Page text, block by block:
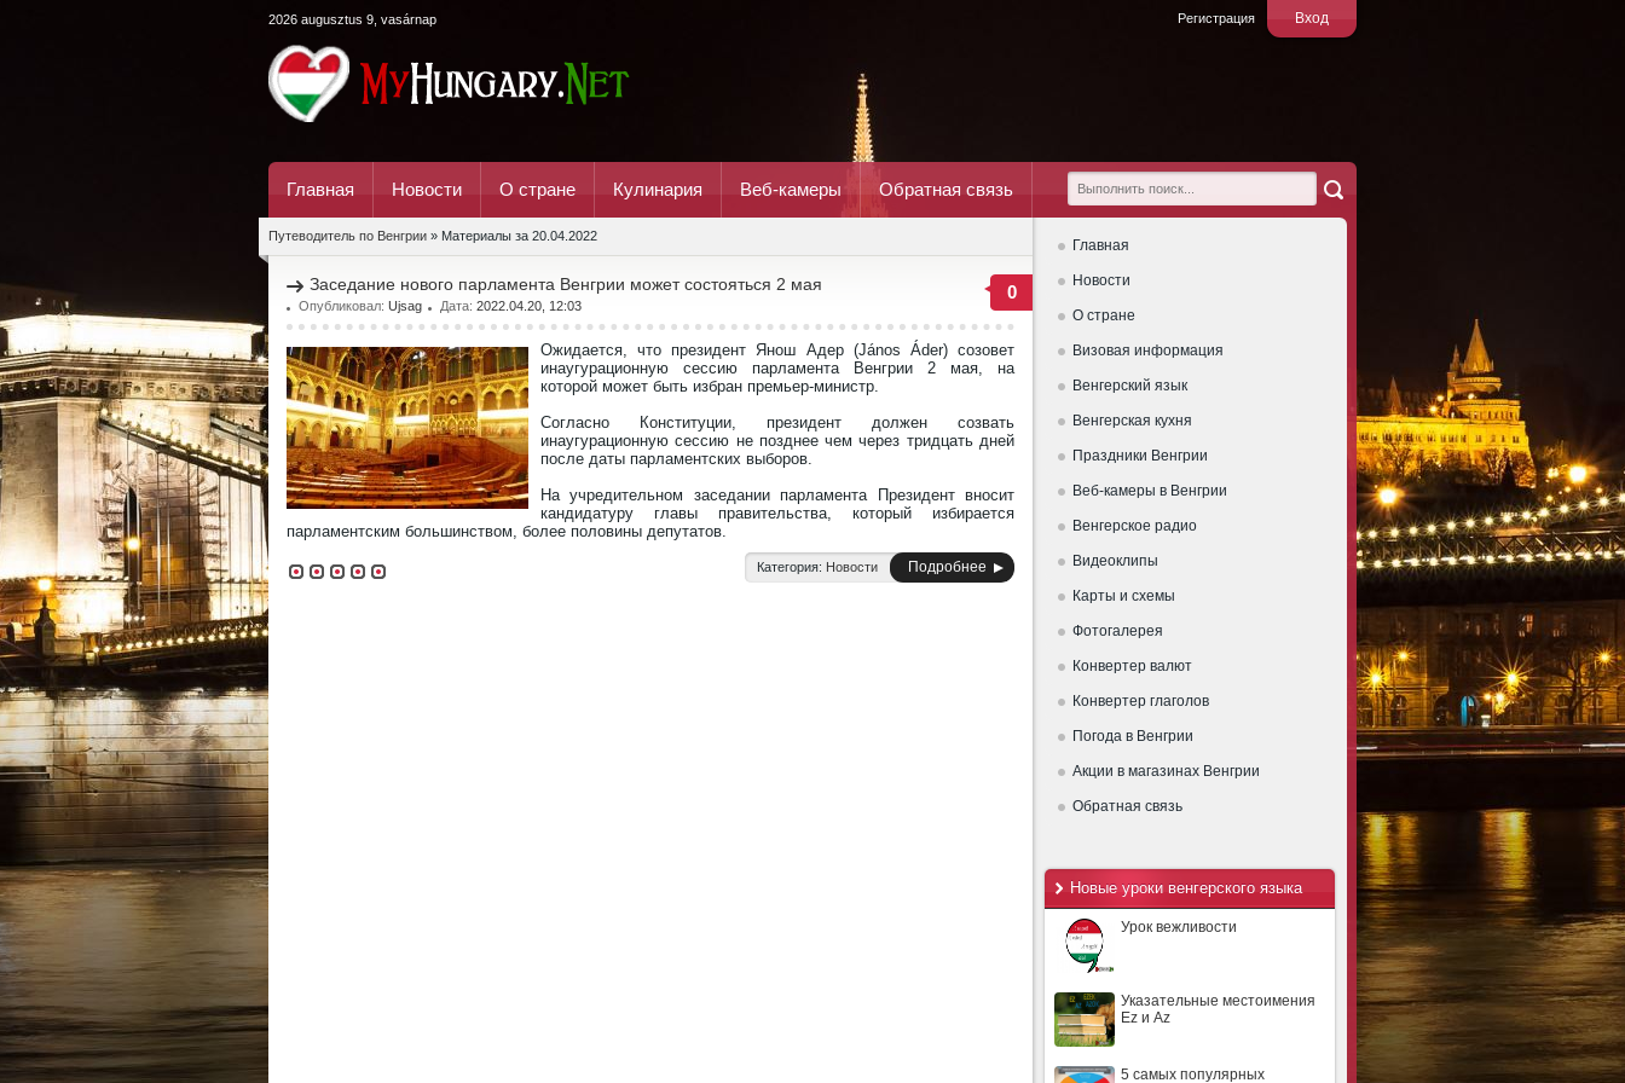
Вход
Регистрация
2026 augusztus 9, vasárnap
Главная Новости О стране Кулинария Веб-камеры Обратная связь
Главная
Новости
О стране
Визовая информация
Венгерский язык
Венгерская кухня
Праздники Венгрии
Веб-камеры в Венгрии
Венгерское радио
Видеоклипы
Карты и схемы
Фотогалерея
Конвертер валют
Конвертер глаголов
Погода в Венгрии
Акции в магазинах Венгрии
Обратная связь
Новые уроки венгерского языка
Урок вежливости
Указательные местоимения
Ez и Az
5 самых популярных
Путеводитель по Венгрии » Материалы за 20.04.2022
0
Заседание нового парламента Венгрии может состояться 2 мая
Опубликовал: Ujsag Дата: 2022.04.20, 12:03
Ожидается, что президент Янош Адер (János Áder) созовет
инаугурационную сессию парламента Венгрии 2 мая, на
которой может быть избран премьер-министр.
Согласно Конституции, президент должен созвать
инаугурационную сессию не позднее чем через тридцать дней
после даты парламентских выборов.
На учредительном заседании парламента Президент вносит
кандидатуру главы правительства, который избирается
парламентским большинством, более половины депутатов.
Категория: Новости Подробнее